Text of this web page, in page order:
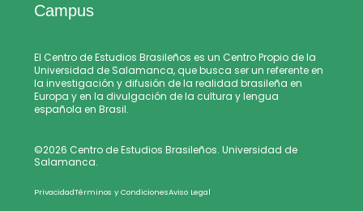
Campus
El Centro de Estudios Brasileños es un Centro Propio de la
Universidad de Salamanca, que busca ser un referente en
la investigación y difusión de la realidad brasileña en
Europa y en la divulgación de la cultura y lengua
española en Brasil.
©2026 Centro de Estudios Brasileños. Universidad de
Salamanca.
PrivacidadTérminos y CondicionesAviso Legal